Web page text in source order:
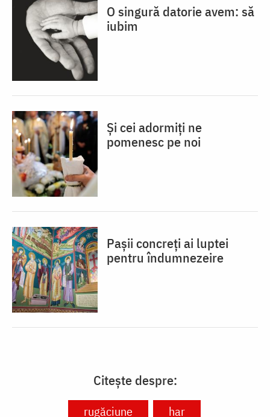
O singură datorie avem: să
iubim
Și cei adormiți ne
pomenesc pe noi
Pașii concreți ai luptei
pentru îndumnezeire
Citește despre:
rugăciune
har